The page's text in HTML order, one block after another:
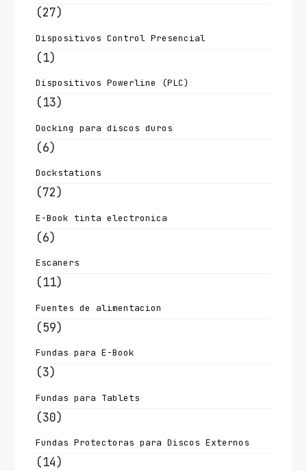
(27)
Dispositivos Control Presencial
(1)
Dispositivos Powerline (PLC)
(13)
Docking para discos duros
(6)
Dockstations
(72)
E-Book tinta electronica
(6)
Escaners
(11)
Fuentes de alimentacion
(59)
Fundas para E-Book
(3)
Fundas para Tablets
(30)
Fundas Protectoras para Discos Externos
(14)